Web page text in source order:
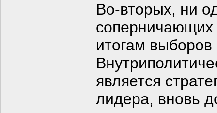
Во-вторых, ни
соперничающих
итогам
является
лидера, вновь